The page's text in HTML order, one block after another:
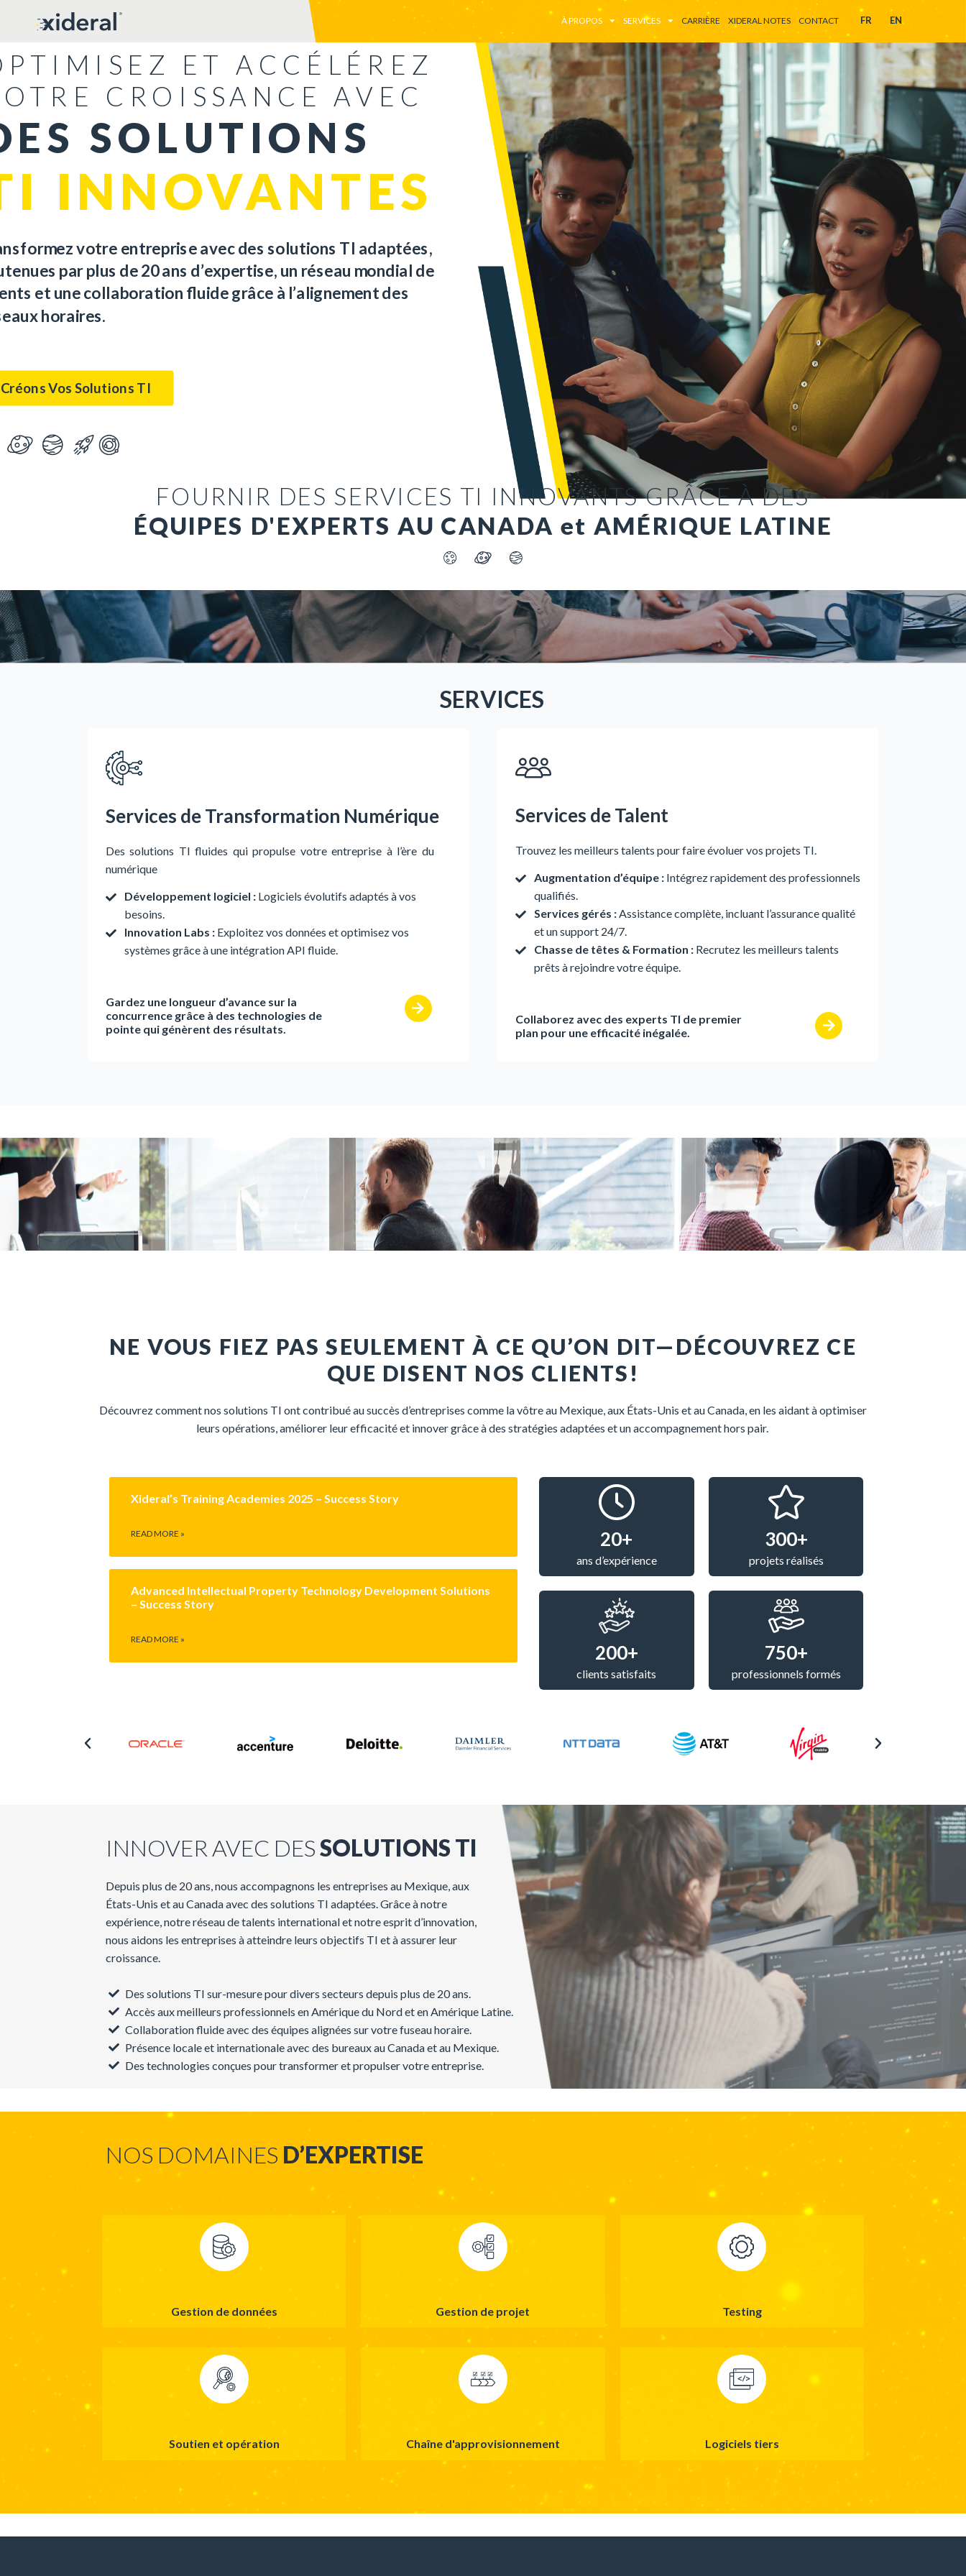
À PROPOS SERVICES CARRIÈRE XIDERAL NOTES CONTACT FR EN
ET ACCÉLÉREZ
CROISSANCE AVEC
SOLUTIONS
INNOVANTES
votre entrepriseavec des solutions TI adaptées,
par plus de 20ans d’expertise, un réseau mondial de
et unecollaboration fluidegrâce à l’alignementdes
horaires.
Créons Vos Solutions TI
FOURNIR DES SERVICES TI INNOVANTS GRÂCE À DES
ÉQUIPES D'EXPERTS AU CANADA et AMÉRIQUE LATINE
SERVICES
Services de Transformation Numérique
Des solutions TIfluides qui propulse votre entreprise à l’ère du
numérique
Développement logiciel :Logiciels évolutifs adaptés à vos
besoins.
Innovation Labs : Exploitez vos données et optimisez vos
systèmes grâce à une intégration API fluide.
Gardez une longueur d’avance sur la
concurrence grâce à des technologies de
pointe qui génèrent des résultats.
Services de Talent
Trouvez les meilleurs talents pour faire évoluer vos projets TI.
Augmentation d’équipe :Intégrez rapidement des professionnels
qualifiés.
Services gérés :Assistance complète, incluant l’assurance qualité
et un support 24/7.
Chasse de têtes & Formation :Recrutez les meilleurs talents
prêts à rejoindre votre équipe.
Collaborez avec des experts TI de premier
plan pour une efficacité inégalée.
NE VOUS FIEZ PAS SEULEMENT À CE QU’ON DIT—DÉCOUVREZ CE
QUE DISENT NOS CLIENTS!
Découvrezcommentnos solutions TI ontcontribuéau succès d’entreprises comme lavôtreau Mexique, aux États-Unis et au Canada,en les aidant àoptimiser
leurs opérations,améliorer leurefficacitéet innovergrâce à des stratégies adaptées et unaccompagnementhors pair.
Xideral’s Training Academies 2025 – Success Story
READ MORE »
Advanced Intellectual Property Technology Development Solutions
– Success Story
READ MORE »
20+
ans d’expérience
300+
projets réalisés
200+
clients satisfaits
750+
professionnels formés
INNOVER AVEC DESSOLUTIONS TI
Depuis plus de 20ans , nous accompagnons les entreprises au Mexique , aux
États-Unis et au Canada avec des solutions TI adaptées Grâceànotre
expérience notreréseau de talents internationaletnotreespritd’innovation
nous aidons les entreprises àatteindre leurs objectifs TI et à assurer leur
croissance
Des solutions TI sur-mesure pour divers secteurs depuis plus de 20 ans.
Accès aux meilleurs professionnels en Amérique du Nord et en Amérique Latine.
Collaboration fluide avec des équipes alignées sur votre fuseau horaire.
Présence locale et internationale avec des bureaux au Canada et au Mexique.
Des technologies conçues pour transformer et propulser votre entreprise.
NOS DOMAINES D’EXPERTISE
Gestion de données Gestion de projet Testing
Soutien et opération Chaîne d'approvisionnement Logiciels tiers